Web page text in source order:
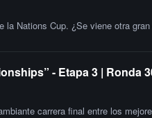
la Nations Cup. ¿Se viene otra
- Etapa 3 | Ronda
carrera final entre los